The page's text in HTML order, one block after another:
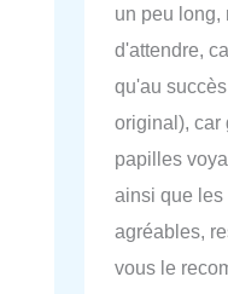
un peu long,
d'attendre,
qu'au
original), car
papilles
ainsi que les
agréables,
vous le